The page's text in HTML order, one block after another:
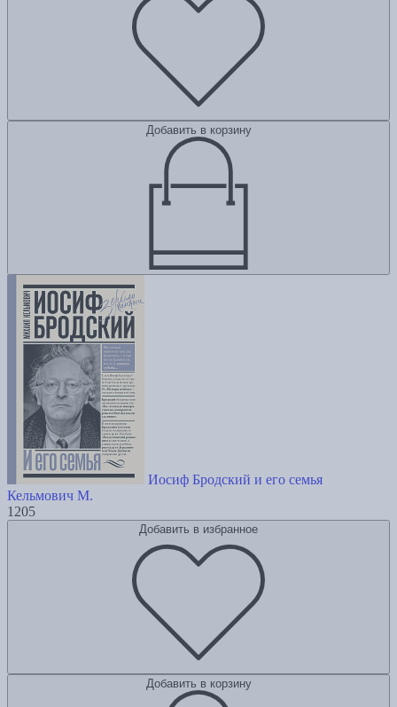
Добавить в корзину
Иосиф Бродский и его семья
Кельмович М.
1205
Добавить в избранное
Добавить в корзину